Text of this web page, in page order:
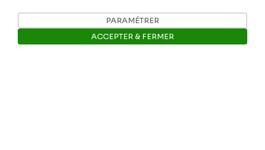
Nos coordonnées
PARAMÉTRER
ACCEPTER & FERMER